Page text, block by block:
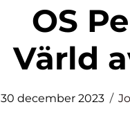
OS Peking – En Spännande
Värld
30 december 2023